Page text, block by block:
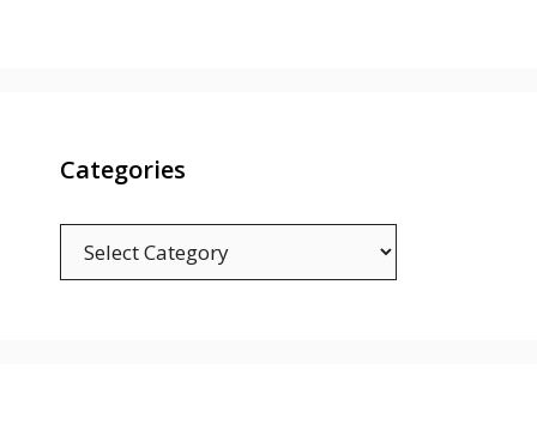
Categories